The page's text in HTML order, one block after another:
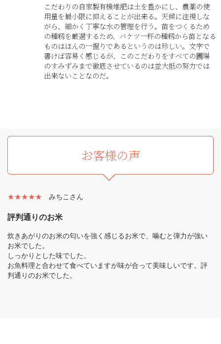
こだわりの自家製有機堆肥は土を豊かにし、農薬の使
用量を最小限に抑えることが出来る。天候に注視しな
がら、細かく丁寧な水の管理を行う。苗をつくるため
の種籾を厳選するため、バケツ一杯の種籾から苗となる
ものはほんの一握りであるというのは珍しい。文字で
書けば容易く感じるが、このこだわりをすべての圃場
のすみずみまで徹底させているのは並大抵の努力では
出来ないことなのだ。
お客様の声
★★★★★ みちこさん
評判通りのお米
炊きあがりのお米の匂いを強く感じるお米で、噛むと弾力が強い
お米でした。
しっかりとした味でした。
お魚料理と合わせて食べていますが味が合って美味しいです。評
判通りのお米でした。